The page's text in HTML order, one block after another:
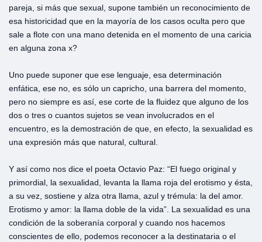
pareja, si más que sexual, supone también un reconocimiento de
esa historicidad que en la mayoría de los casos oculta pero que
sale a flote con una mano detenida en el momento de una caricia
en alguna zona x?
Uno puede suponer que ese lenguaje, esa determinación
enfática, ese no, es sólo un capricho, una barrera del momento,
pero no siempre es así, ese corte de la fluidez que alguno de los
dos o tres o cuantos sujetos se vean involucrados en el
encuentro, es la demostración de que, en efecto, la sexualidad es
una expresión más que natural, cultural.
Y así como nos dice el poeta Octavio Paz: “El fuego original y
primordial, la sexualidad, levanta la llama roja del erotismo y ésta,
a su vez, sostiene y alza otra llama, azul y trémula: la del amor.
Erotismo y amor: la llama doble de la vida”. La sexualidad es una
condición de la soberanía corporal y cuando nos hacemos
conscientes de ello, podemos reconocer a la destinataria o el